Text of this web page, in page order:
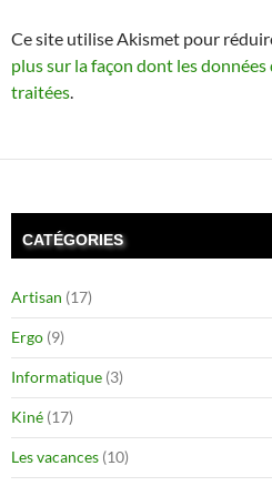
Ce site utilise Akismet pour
plus sur la façon dont les
traitées.
CATÉGORIES
Artisan (17)
Ergo (9)
Informatique (3)
Kiné (17)
Les vacances (10)